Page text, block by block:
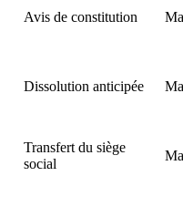
Avis de constitution
Dissolution anticipée
Transfert du siège
social